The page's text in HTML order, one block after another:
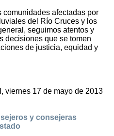
comunidades afectadas por
del Río Cruces y los
seguimos atentos y
decisiones que se tomen
de justicia, equidad y
viernes 17 de mayo de 2013
y consejeras